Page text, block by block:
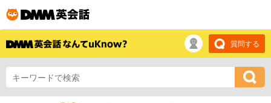
質問する